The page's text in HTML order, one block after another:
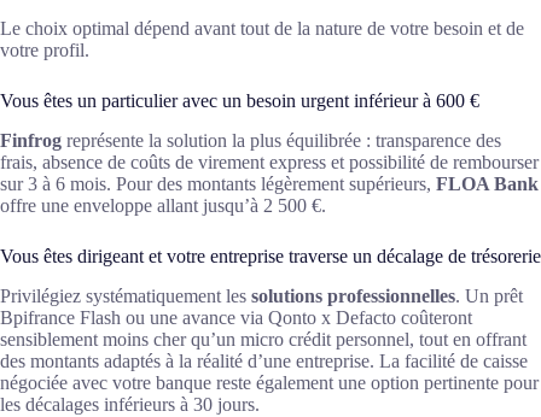
Le choix optimal dépend avant tout de la nature de votre besoin et de
votre profil.
Vous êtes un particulier avec un besoin urgent inférieur à 600 €
Finfrog représente la solution la plus équilibrée : transparence des
frais, absence de coûts de virement express et possibilité de rembourser
sur 3 à 6 mois. Pour des montants légèrement supérieurs, FLOA Bank
offre une enveloppe allant jusqu’à 2 500 €.
Vous êtes dirigeant et votre entreprise traverse un décalage de trésorerie
Privilégiez systématiquement les solutions professionnelles. Un prêt
Bpifrance Flash ou une avance via Qonto x Defacto coûteront
sensiblement moins cher qu’un micro crédit personnel, tout en offrant
des montants adaptés à la réalité d’une entreprise. La facilité de caisse
négociée avec votre banque reste également une option pertinente pour
les décalages inférieurs à 30 jours.